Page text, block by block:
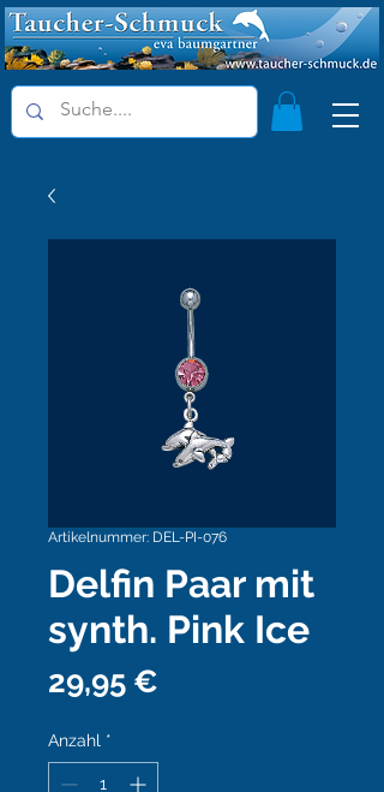
Artikelnummer: DEL-PI-076
Delfin Paar mit
synth. Pink Ice
29,95 €
Anzahl *